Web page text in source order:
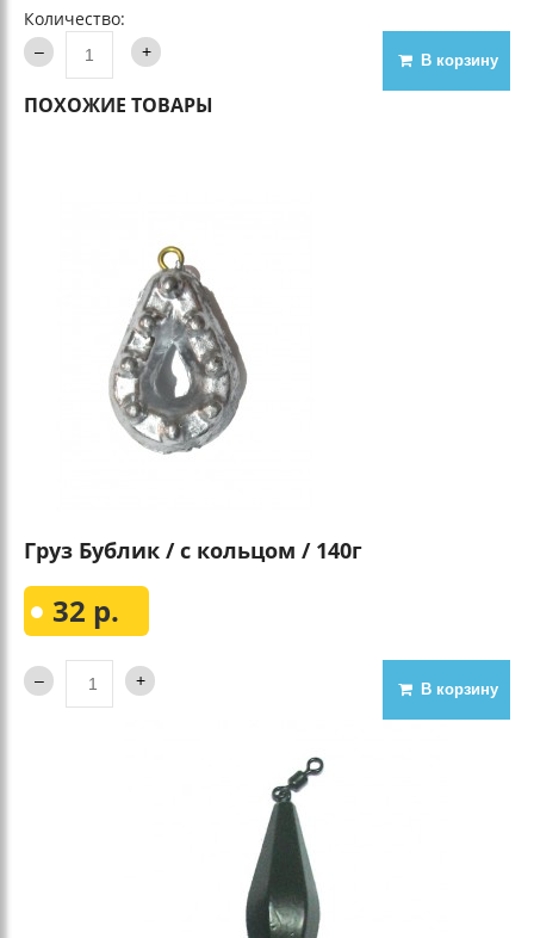
Количество:
В корзину
ПОХОЖИЕ ТОВАРЫ
Груз Бублик / с кольцом / 140г
32 р.
В корзину